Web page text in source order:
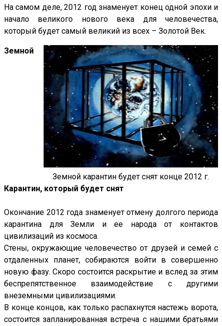
На самом деле, 2012 год знаменует конец одной эпохи и
начало великого нового века для человечества,
который будет самый великий из всех – Золотой Век.
Земной карантин будет снят конце 2012 г.
Земной
Карантин, который будет снят
Окончание 2012 года знаменует отмену долгого периода
карантина для Земли и ее народа от контактов
цивилизаций из космоса.
Стены, окружающие человечество от друзей и семей с
отдаленных планет, собираются войти в совершенно
новую фазу. Скоро состоится раскрытие и вслед за этим
беспрепятственное взаимодействие с другими
внеземными цивилизациями.
В конце концов, как только распахнутся настежь ворота,
состоится запланированная встреча с нашими братьями